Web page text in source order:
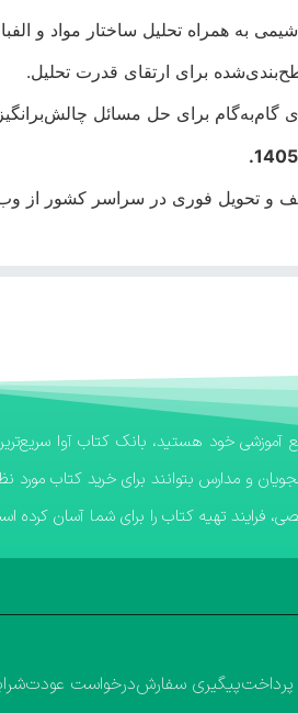
به همراه تحلیل ساختار مواد و
برای ارتقای قدرت تحلیل.
گام‌به‌گام برای حل مسائل
و تحویل فوری در سراسر کشور از
و مدارس بتوانند برای خرید کتاب مورد
تهیه کتاب را برای شما آسان کرده
پیگیری سفارشدرخواست عودت